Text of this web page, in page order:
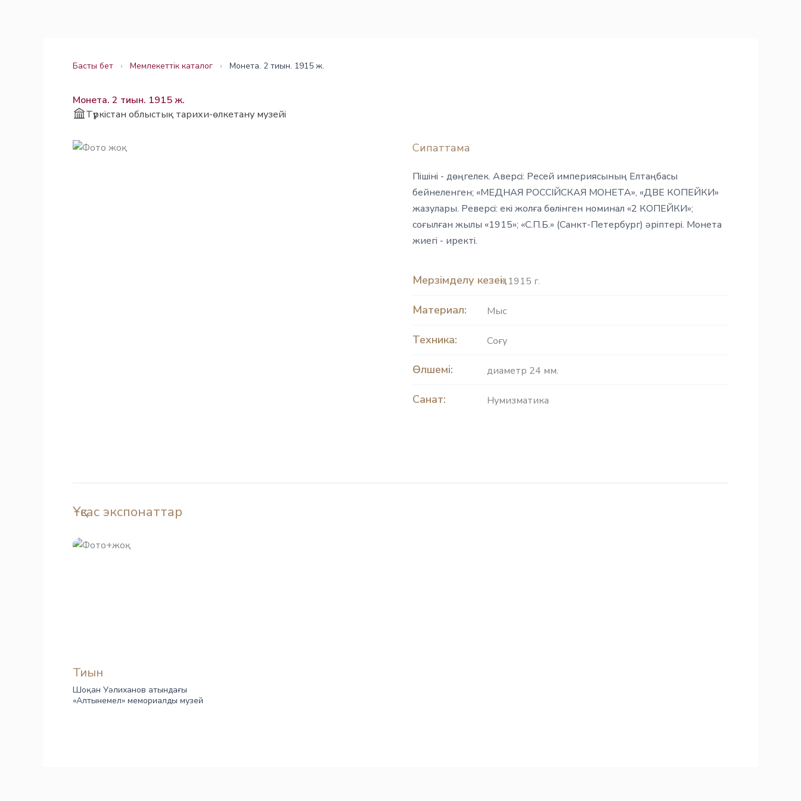
Басты бет › Мемлекеттік каталог › Монета. 2 тиын. 1915 ж.
Монета. 2 тиын. 1915 ж.
Түркістан облыстық тарихи-өлкетану музейі
Сипаттама
Пішіні - дөңгелек. Аверсі: Ресей империясының Елтаңбасы
бейнеленген; «МЕДНАЯ РОССІЙСКАЯ МОНЕТА», «ДВЕ КОПЕЙКИ»
жазулары. Реверсі: екі жолға бөлінген номинал «2 КОПЕЙКИ»;
соғылған жылы «1915»; «С.П.Б.» (Санкт-Петербург) әріптері. Монета
жиегі - иректі.
Мерзімделу кезеңі: 1915 г.
Материал: Мыс
Техника: Соғу
Өлшемі: диаметр 24 мм.
Санат: Нумизматика
Ұқсас экспонаттар
Тиын
Шоқан Уәлиханов атындағы
«Алтынемел» мемориалды музей